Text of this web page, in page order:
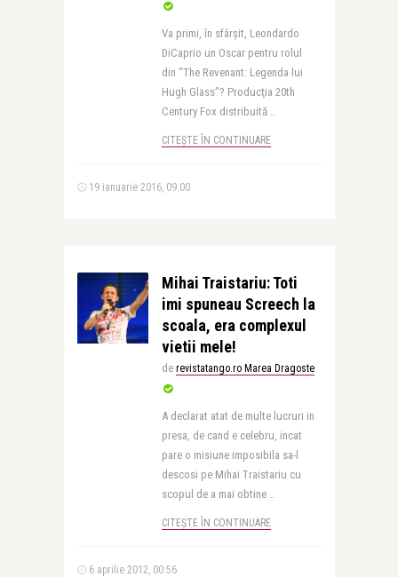
Va primi, în sfârșit, Leondardo
DiCaprio un Oscar pentru rolul
din “The Revenant: Legenda lui
Hugh Glass”? Producţia 20th
Century Fox distribuită ..
CITEȘTE ÎN CONTINUARE
19 ianuarie 2016, 09:00
Mihai Traistariu: Toti
imi spuneau Screech la
scoala, era complexul
vietii mele!
de revistatango.ro Marea Dragoste
A declarat atat de multe lucruri in
presa, de cand e celebru, incat
pare o misiune imposibila sa-l
descosi pe Mihai Traistariu cu
scopul de a mai obtine ..
CITEȘTE ÎN CONTINUARE
6 aprilie 2012, 00:56